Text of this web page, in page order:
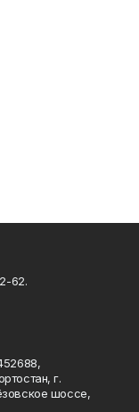
62.
г.
шоссе,